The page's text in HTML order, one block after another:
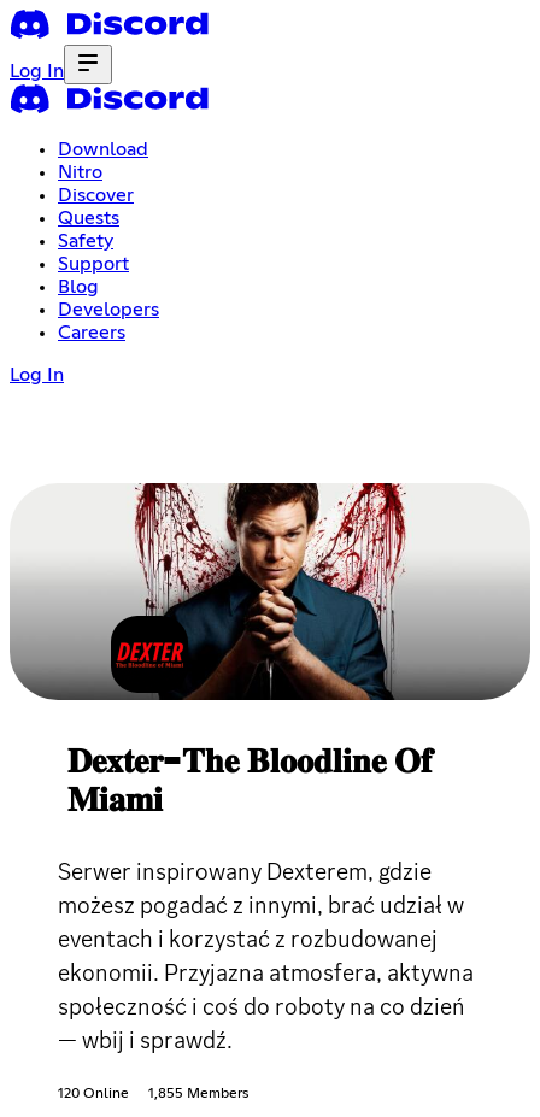
Log In
Download
Nitro
Discover
Quests
Safety
Support
Blog
Developers
Careers
Log In
𝐃𝐞𝐱𝐭𝐞𝐫-𝐓𝐡𝐞 𝐁𝐥𝐨𝐨𝐝𝐥𝐢𝐧𝐞 𝐎𝐟
𝐌𝐢𝐚𝐦𝐢
Serwer inspirowany Dexterem, gdzie
możesz pogadać z innymi, brać udział w
eventach i korzystać z rozbudowanej
ekonomii. Przyjazna atmosfera, aktywna
społeczność i coś do roboty na co dzień
— wbij i sprawdź.
120 Online 1,855 Members